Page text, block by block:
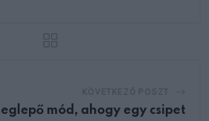
mód, ahogy egy csipet